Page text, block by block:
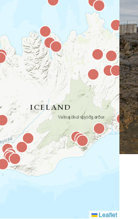
Leaflet